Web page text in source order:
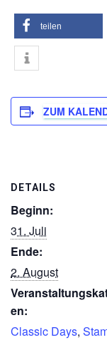
teilen
ZUM
DETAILS
Beginn:
31. Juli
Ende:
2. August
en:
Classic Days,